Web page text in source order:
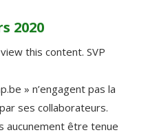
2020
this content. SVP
» n’engagent pas la
ses collaborateurs.
aucunement être tenue